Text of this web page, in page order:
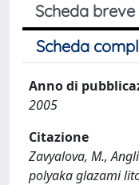
Scheda breve
Scheda
Anno di
2005
Citazione
Zavyalova, M.,
polyaka glazami